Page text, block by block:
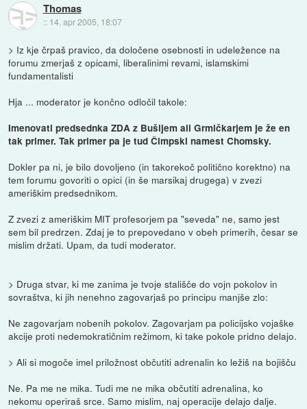
Thomas
:: 14. apr 2005, 18:07
> Iz kje črpaš pravico, da določene osebnosti in udeležence na
forumu zmerjaš z opicami, liberalinimi revami, islamskimi
fundamentalisti
Hja ... moderator je končno odločil takole:
Imenovati predsednka ZDA z Bušijem ali Grmičkarjem je že en
tak primer. Tak primer pa je tud Čimpski namest Chomsky.
Dokler pa ni, je bilo dovoljeno (in takorekoč politično korektno) na
tem forumu govoriti o opici (in še marsikaj drugega) v zvezi
ameriškim predsednikom.
Z zvezi z ameriškim MIT profesorjem pa "seveda" ne, samo jest
sem bil predrzen. Zdaj je to prepovedano v obeh primerih, česar se
mislim držati. Upam, da tudi moderator.
> Druga stvar, ki me zanima je tvoje stališče do vojn pokolov in
sovraštva, ki jih nenehno zagovarjaš po principu manjše zlo:
Ne zagovarjam nobenih pokolov. Zagovarjam pa policijsko vojaške
akcije proti nedemokratičnim režimom, ki take pokole pridno delajo.
> Ali si mogoče imel priložnost občutiti adrenalin ko ležiš na bojišču
Ne. Pa me ne mika. Tudi me ne mika občutiti adrenalina, ko
nekomu operiraš srce. Samo mislim, naj operacije delajo dalje.